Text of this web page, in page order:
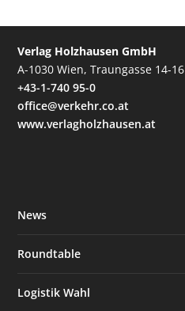
Verlag Holzhausen GmbH
A-1030 Wien, Traungasse 14-16
+43-1-740 95-0
office@verkehr.co.at
www.verlagholzhausen.at
News
Roundtable
Logistik Wahl